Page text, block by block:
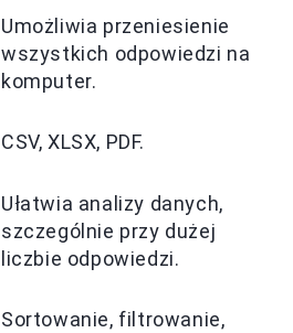
Umożliwia przeniesienie
wszystkich odpowiedzi na
komputer.
CSV, XLSX, PDF.
Ułatwia analizy danych,
szczególnie przy dużej
liczbie odpowiedzi.
Sortowanie, filtrowanie,